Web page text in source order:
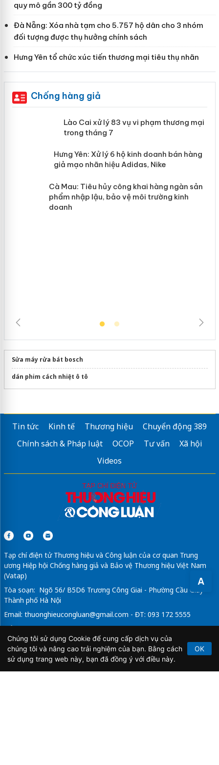
A
quy mô gần 300 tỷ đồng
Đà Nẵng: Xóa nhà tạm cho 5.757 hộ dân cho 3 nhóm
đối tượng được thụ hưởng chính sách
Hưng Yên tổ chức xúc tiến thương mại tiêu thụ nhãn
Chống hàng giả
Lào Cai xử lý 83 vụ vi phạm thương
mại trong tháng 7
Hưng Yên: Xử lý 6 hộ kinh doanh bán
hàng giả mạo nhãn hiệu Adidas, Nike
Sửa máy rửa bát bosch
dán phim cách nhiệt ô tô
Tin tức Kinh tế Thương hiệu
Chuyển động 389
Chính sách & Pháp luật
OCOP Tư vấn
Xã hội
Videos
Tạp chí điện tử Thương hiệu và Công luận của cơ quan Trung
ương Hiệp hội Chống hàng giả và Bảo vệ Thương hiệu Việt Nam
(Vatap)
Tòa soạn: Ngõ 56/ B5D6 Trương Công Giai - Phường Cầu Giấy -
Thành phố Hà Nội
Email: thuonghieucongluan@gmail.com - ĐT: 093 172 5555
Tổng Biên Tập: Vũ Đức Thuận
Giấy phép hoạt động báo chí điện tử số 64/GP-BTTTT do Bộ
Thông tin và Truyền thông cấp ngày 21/2/2020.
Chúng tôi sử dụng Cookie để cung cấp dịch vụ của
chúng tôi và nâng cao trải nghiệm của bạn. Bằng cách
sử dụng trang web này, bạn đã đồng ý với điều này.
OK